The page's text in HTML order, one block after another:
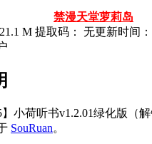
禁漫天堂萝莉岛
21.1 M 提取码： 无更新时间：
】小荷听书v1.2.01绿化版（
SouRuan。